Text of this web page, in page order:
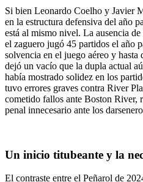
Si bien Leonardo Coelho y Javier
en la estructura defensiva del año
está al mismo nivel. La ausencia
el zaguero jugó 45 partidos el año
solvencia en el juego aéreo y hasta
dejó un vacío que la dupla actual
había mostrado solidez en los
tuvo errores graves contra River
cometido fallos ante Boston River,
penal innecesario ante los
Un inicio titubeante y la
El contraste entre el Peñarol de